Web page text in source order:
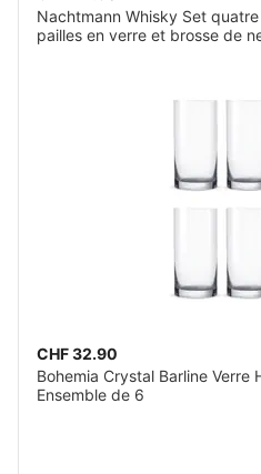
Nachtmann Whisky Set
pailles en verre et brosse de
CHF 32.90
Bohemia Crystal Barline Verre
Ensemble de 6